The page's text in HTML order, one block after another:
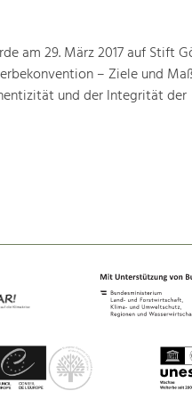
am 29. März 2017 auf Stift
– Ziele und
und der Integrität der